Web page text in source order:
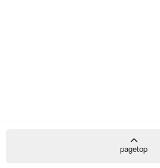
pagetop